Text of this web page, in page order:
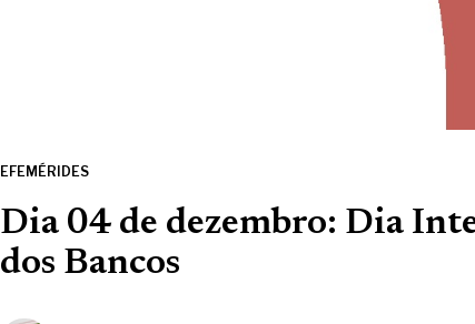
EFEMÉRIDES
Dia 04 de dezembro: Dia
dos Bancos